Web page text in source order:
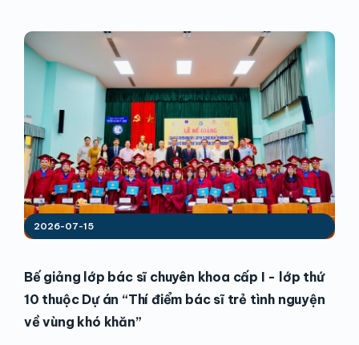
2026-07-15
Bế giảng lớp bác sĩ chuyên khoa cấp I - lớp thứ
10 thuộc Dự án “Thí điểm bác sĩ trẻ tình nguyện
về vùng khó khăn”